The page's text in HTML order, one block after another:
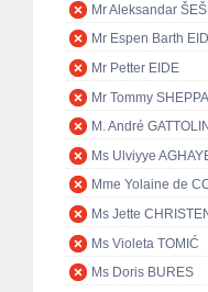
Mr Aleksandar
Mr Espen Barth
Mr Petter EIDE
Mr Tommy
M. André GATTOLIN
Ms Ulviyye
Mme Yolaine de
Ms Jette
Ms Violeta TOMIĆ
Ms Doris BURES